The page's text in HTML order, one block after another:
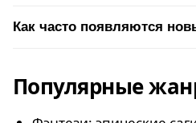
Как часто появляются
Популярные